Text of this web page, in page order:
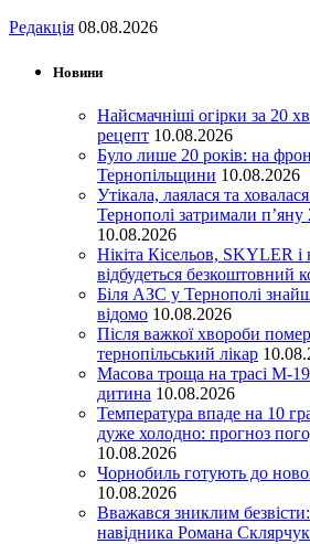
Редакція 08.08.2026
Новини
Найсмачніші огірки за 20
рецепт 10.08.2026
Було лише 20 років: на
Тернопільщини 10.08.2026
Утікала, лаялася та ховалася
Тернополі затримали п’яну
10.08.2026
Нікіта Кісельов, SKYLER і
відбудеться безкоштовний
Біля АЗС у Тернополі
відомо 10.08.2026
Після важкої хвороби
тернопільський лікар
Масова троща на трасі М-
дитина 10.08.2026
Температура впаде на 10
дуже холодно: прогноз
10.08.2026
Чорнобиль готують до
10.08.2026
Вважався зниклим
навідника Романа